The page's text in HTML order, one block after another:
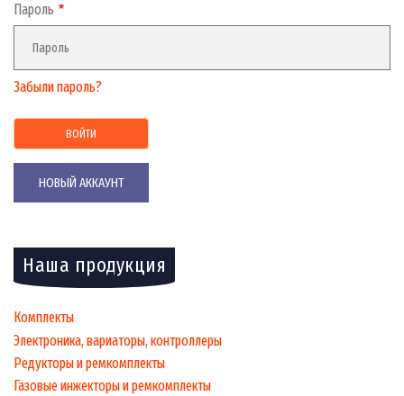
Пароль
Забыли пароль?
НОВЫЙ АККАУНТ
Наша продукция
Комплекты
Электроника, вариаторы, контроллеры
Редукторы и ремкомплекты
Газовые инжекторы и ремкомплекты